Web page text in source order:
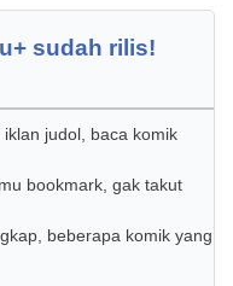
sudah rilis!
judol, baca komik
bookmark, gak takut
beberapa komik yang